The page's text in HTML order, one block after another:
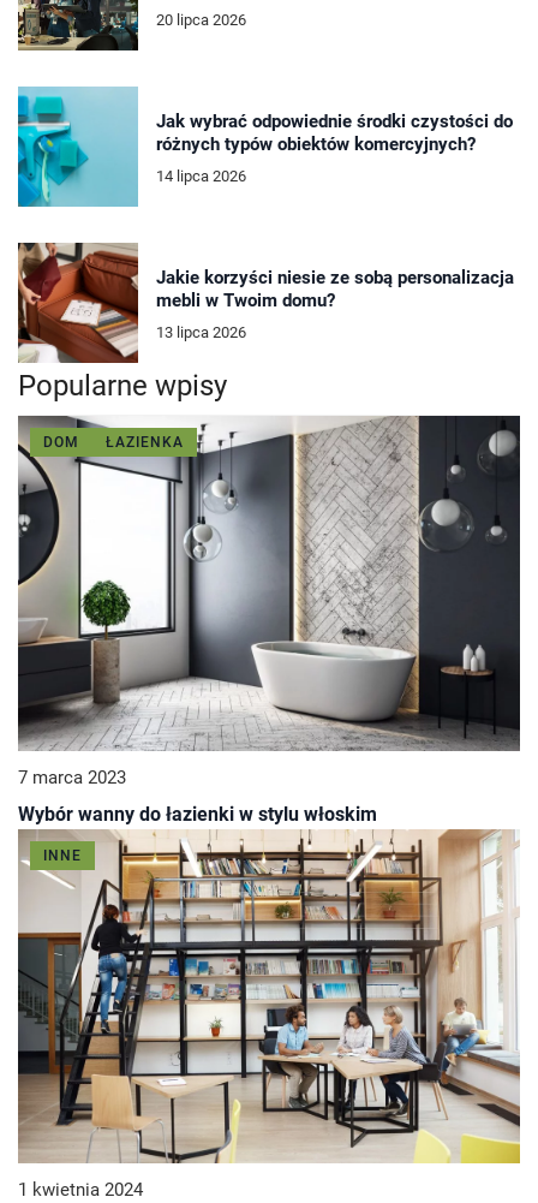
20 lipca 2026
Jak wybrać odpowiednie środki czystości do
różnych typów obiektów komercyjnych?
14 lipca 2026
Jakie korzyści niesie ze sobą personalizacja
mebli w Twoim domu?
13 lipca 2026
Popularne wpisy
DOM ŁAZIENKA
7 marca 2023
Wybór wanny do łazienki w stylu włoskim
INNE
1 kwietnia 2024